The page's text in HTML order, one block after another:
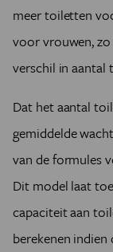
meer toiletten
voor vrouwen, zo
verschil in aantal
Dat het aantal
gemiddelde
van de formules
Dit model laat
capaciteit aan
berekenen